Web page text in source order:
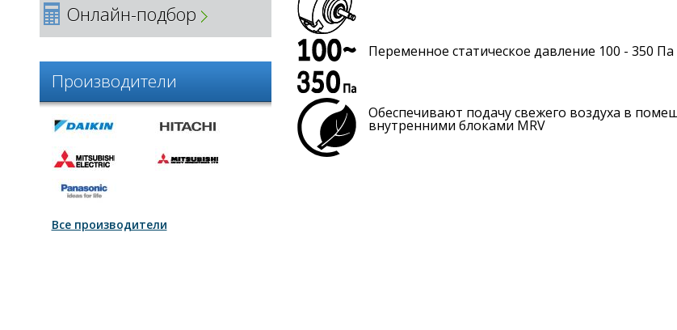
Переменное статическое давление 100 - 350 Па
Обеспечивают подачу свежего воздуха в
внутренними блоками MRV
Онлайн-подбор
Производители
Все производители